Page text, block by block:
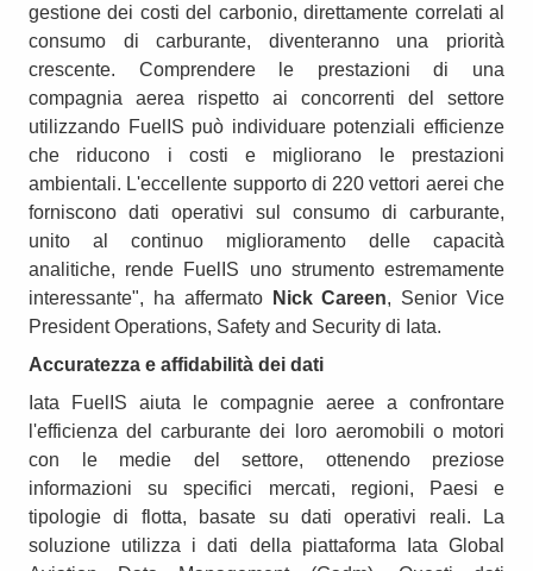
gestione dei costi del carbonio, direttamente correlati al
consumo di carburante, diventeranno una priorità
crescente. Comprendere le prestazioni di una
compagnia aerea rispetto ai concorrenti del settore
utilizzando FuelIS può individuare potenziali efficienze
che riducono i costi e migliorano le prestazioni
ambientali. L'eccellente supporto di 220 vettori aerei che
forniscono dati operativi sul consumo di carburante,
unito al continuo miglioramento delle capacità
analitiche, rende FuelIS uno strumento estremamente
interessante", ha affermatoNick Careen, Senior Vice
President Operations, Safety and Security di Iata.
Accuratezza e affidabilità dei dati
Iata FuelIS aiuta le compagnie aeree a confrontare
l'efficienza del carburante dei loro aeromobili o motori
con le medie del settore, ottenendo preziose
informazioni su specifici mercati, regioni, Paesi e
tipologie di flotta, basate su dati operativi reali. La
soluzione utilizza i dati della piattaforma Iata Global